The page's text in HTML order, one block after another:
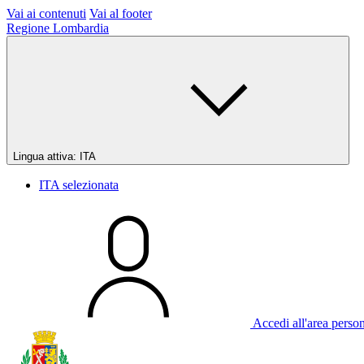
Vai ai contenuti Vai al footer
Regione Lombardia
Lingua attiva: ITA
ITA selezionata
Accedi all'area